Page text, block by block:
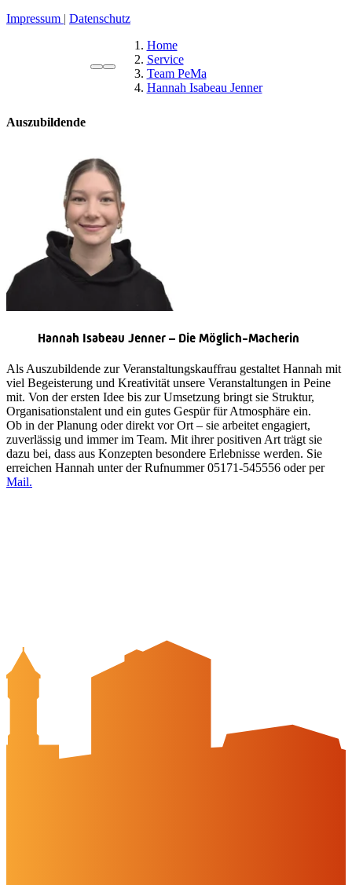
Impressum
Datenschutz
Home
Service
Team PeMa
Hannah Isabeau Jenner
Auszubildende
Hannah Isabeau Jenner – Die Möglich-Macherin
Als Auszubildende zur Veranstaltungskauffrau gestaltet Hannah mit
viel Begeisterung und Kreativität unsere Veranstaltungen in Peine
mit. Von der ersten Idee bis zur Umsetzung bringt sie Struktur,
Organisationstalent und ein gutes Gespür für Atmosphäre ein.
Ob in der Planung oder direkt vor Ort – sie arbeitet engagiert,
zuverlässig und immer im Team. Mit ihrer positiven Art trägt sie
dazu bei, dass aus Konzepten besondere Erlebnisse werden. Sie
erreichen Hannah unter der Rufnummer 05171-545556 oder per
Mail.
Kontakt
Peine Marketing GmbH
welcome@peinemarketing.de
Impressum
Datenschutz